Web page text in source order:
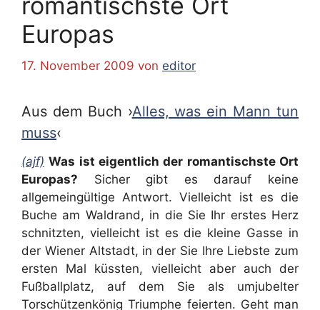
Europas
17. November 2009 von editor
Aus dem Buch ›Alles, was ein Mann tun
muss‹
(ajf) Was ist eigentlich der romantischste Ort
Europas? Sicher gibt es darauf keine
allgemeingültige Antwort. Vielleicht ist es die
Buche am Waldrand, in die Sie Ihr erstes Herz
schnitzten, vielleicht ist es die kleine Gasse in
der Wiener Altstadt, in der Sie Ihre Liebste zum
ersten Mal küssten, vielleicht aber auch der
Fußballplatz, auf dem Sie als umjubelter
Torschützenkönig Triumphe feierten. Geht man